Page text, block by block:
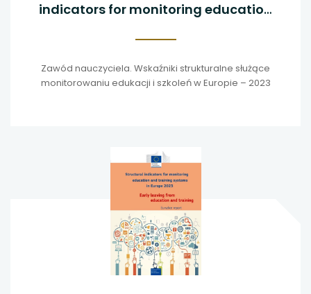
indicators for monitoring education
Zawód nauczyciela. Wskaźniki strukturalne służące
monitorowaniu edukacji i szkoleń w Europie – 2023